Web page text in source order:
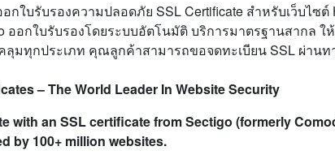
กใบรับรองความปลอดภัย SSL Certificate สำหรับเว็บไ
ออกใบรับรองโดยระบบอัตโนมัติ บริการมาตรฐานสากล
มทุกประเภท คุณลูกค้าสามารถขอจดทะเบียน SSL ผ่านท
– The World Leader In Website Security
with an SSL certificate from Sectigo (formerly
by 100+ million websites.